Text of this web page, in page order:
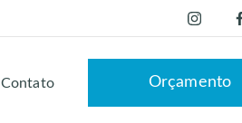
Contato Orçamento